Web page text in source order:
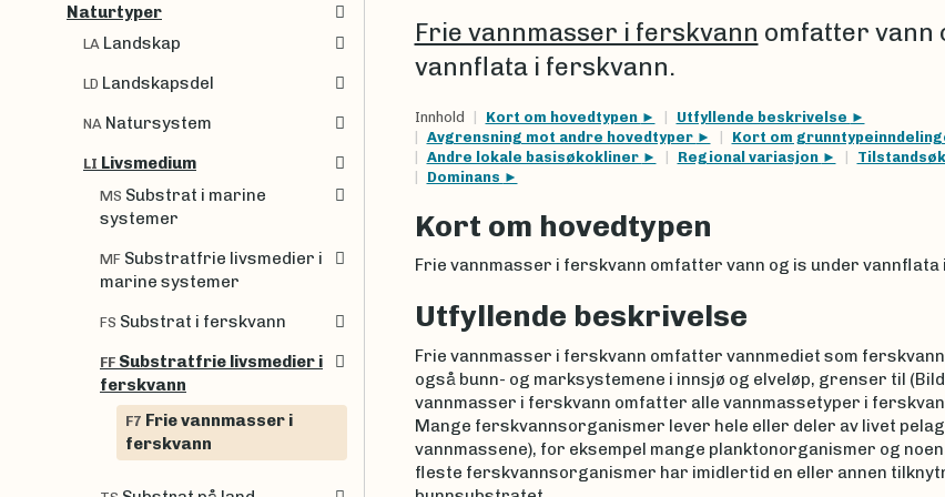
Frie vannmasser i ferskvann omfatter vann
vannflata i ferskvann.
Innhold Kort om hovedtypen
Utfyllende beskrivelse
Avgrensning mot andre hovedtyper
Kort om
Andre lokale basisøkokliner
Regional variasjon
Dominans
Kort om hovedtypen
Frie vannmasser i ferskvann omfatter vann og is under vannflata
Utfyllende beskrivelse
Frie vannmasser i ferskvann omfatter vannmediet som
også bunn- og marksystemene i innsjø og elveløp, grenser til
vannmasser i ferskvann omfatter alle vannmassetyper i
Mange ferskvannsorganismer lever hele eller deler av livet
vannmassene), for eksempel mange planktonorganismer og
fleste ferskvannsorganismer har imidlertid en eller annen
Naturtyper
LA Landskap
LD Landskapsdel
NA Natursystem
LI Livsmedium
MS Substrat i marine
systemer
MF Substratfrie livsmedier i
marine systemer
FS Substrat i ferskvann
FF Substratfrie livsmedier i
ferskvann
F7 Frie vannmasser i
ferskvann